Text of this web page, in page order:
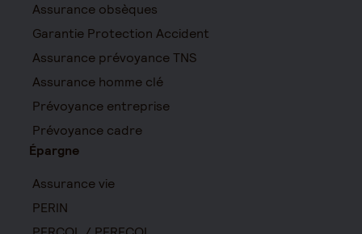
Assurance obsèques
Garantie Protection Accident
Assurance prévoyance TNS
Assurance homme clé
Prévoyance entreprise
Prévoyance cadre
Épargne
Assurance vie
PERIN